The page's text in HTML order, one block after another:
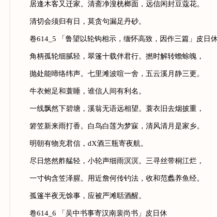
居逢木客又迁家。清斋净溲桄榔面，远信闲封豆蔻花。
清切会须归有日，莫贪句漏足丹砂。
卷614_5 「鲁望以轮钩相示，缅怀高致，因作三篇」皮日
角柄孤轮细腻轻，翠篷十载伴君行。撚时解转蟾蜍魄，
抛处能啼络纬声。七里滩波喧一舍，五云溪月静三更。
牛衣鲋足和蓑睡，谁信人间有利名。
一线飘然下碧塘，溪翁无语远相望。蓑衣旧去烟披重，
箬笠新来雨打香。白鸟白莲为梦寐，清风清月是家乡。
明朝有物充君信，dX酒三瓶寄夜航。
尽日悠然舴艋轻，小轮声细雨溟溟。三寻丝带桐江烂，
一寸钩含笠泽腥。用近詹何传钓法，收和范蠡养鱼经。
孤篷半夜无馀事，应被严滩聒酒醒。
卷614_6 「吴中书事寄汉南裴尚书」皮日休